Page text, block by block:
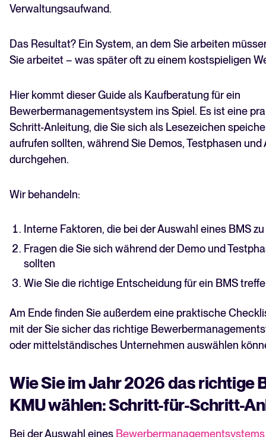
Verwaltungsaufwand.
Das Resultat? Ein System, an dem Sie arbeiten
Sie arbeitet – was später oft zu einem kostspieligen
Hier kommt dieser Guide als Kaufberatung für ein
Bewerbermanagementsystem ins Spiel. Es ist eine
Schritt-Anleitung, die Sie sich als Lesezeichen
aufrufen sollten, während Sie Demos, Testphasen
durchgehen.
Wir behandeln:
Interne Faktoren, die bei der Auswahl eines BMS
Fragen die Sie sich während der Demo und
sollten
Wie Sie die richtige Entscheidung für ein BMS
Am Ende finden Sie außerdem eine praktische
mit der Sie sicher das richtige
oder mittelständisches Unternehmen auswählen
Wie Sie im Jahr 2026 das richtige
KMU wählen: Schritt-für-Schritt-
Bei der Auswahl eines Bewerbermanagementsystems